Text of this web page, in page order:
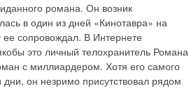
романа. Он возник
в один из дней «Кинотавра» на
сопровождал. В Интернете
это личный телохранитель Романа
с миллиардером. Хотя его самого
он незримо присутствовал рядом